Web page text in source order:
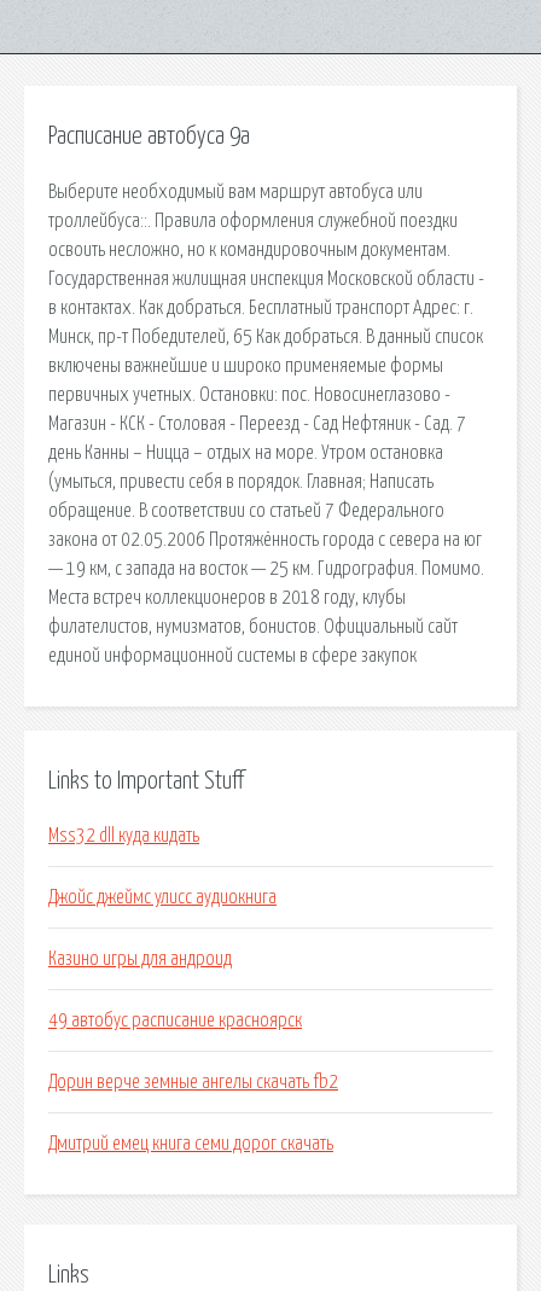
Расписание автобуса 9а
Выберите необходимый вам маршрут автобуса или
троллейбуса::. Правила оформления служебной поездки
освоить несложно, но к командировочным документам.
Государственная жилищная инспекция Московской области -
в контактах. Как добраться. Бесплатный транспорт Адрес: г.
Минск, пр-т Победителей, 65 Как добраться. В данный список
включены важнейшие и широко применяемые формы
первичных учетных. Остановки: пос. Новосинеглазово -
Магазин - КСК - Столовая - Переезд - Сад Нефтяник - Сад. 7
день Канны – Ницца – отдых на море. Утром остановка
(умыться, привести себя в порядок. Главная; Написать
обращение. В соответствии со статьей 7 Федерального
закона от 02.05.2006 Протяжённость города с севера на юг
— 19 км, с запада на восток — 25 км. Гидрография. Помимо.
Места встреч коллекционеров в 2018 году, клубы
филателистов, нумизматов, бонистов. Официальный сайт
единой информационной системы в сфере закупок
Links to Important Stuff
Mss32 dll куда кидать
Джойс джеймс улисс аудиокнига
Казино игры для андроид
49 автобус расписание красноярск
Дорин верче земные ангелы скачать fb2
Дмитрий емец книга семи дорог скачать
Links